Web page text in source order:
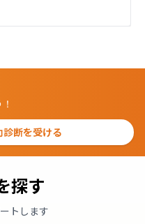
診断を受ける
探す
トします